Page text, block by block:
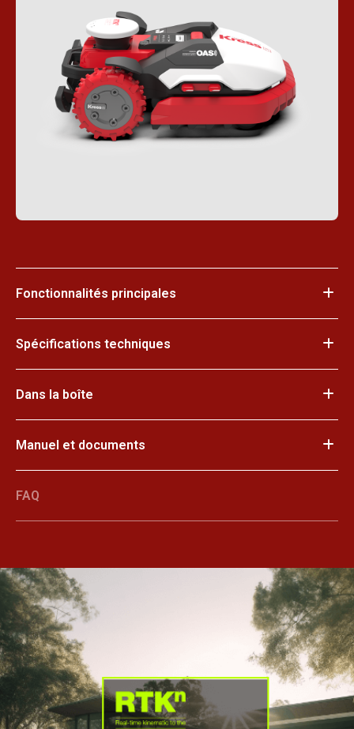
Fonctionnalités principales
Spécifications techniques
Dans la boîte
Manuel et documents
FAQ